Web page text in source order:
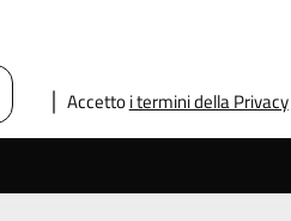
Accettoi termini della Privacy